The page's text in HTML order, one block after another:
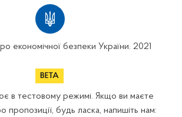
економічної безпеки України. 2021
в тестовому режимі. Якщо ви маєте
пропозиції, будь ласка, напишіть нам: